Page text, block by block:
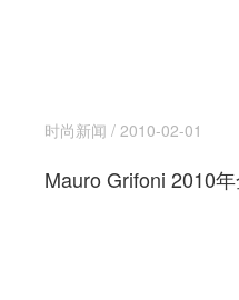
时尚新闻 / 2010-02-01
Mauro Grifoni 2010